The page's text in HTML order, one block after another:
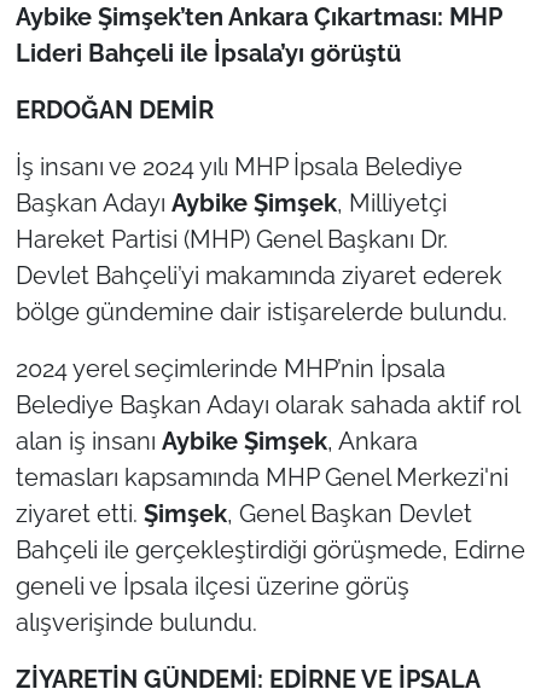
Aybike Şimşek’ten Ankara Çıkartması: MHP
Lideri Bahçeli ile İpsala’yı görüştü
ERDOĞAN DEMİR
İş insanı ve 2024 yılı MHP İpsala Belediye
Başkan Adayı Aybike Şimşek, Milliyetçi
Hareket Partisi (MHP) Genel Başkanı Dr.
Devlet Bahçeli’yi makamında ziyaret ederek
bölge gündemine dair istişarelerde bulundu.
2024 yerel seçimlerinde MHP’nin İpsala
Belediye Başkan Adayı olarak sahada aktif rol
alan iş insanı Aybike Şimşek, Ankara
temasları kapsamında MHP Genel Merkezi'ni
ziyaret etti. Şimşek, Genel Başkan Devlet
Bahçeli ile gerçekleştirdiği görüşmede, Edirne
geneli ve İpsala ilçesi üzerine görüş
alışverişinde bulundu.
ZİYARETİN GÜNDEMİ: EDİRNE VE İPSALA
EDİRNE
TEKİRDAĞ
KIRKLARELİ
ÇANAKKALE
TÜRKİYE
Güvenlik
Genel
Politika
Flaş Haber
Dış Haberler